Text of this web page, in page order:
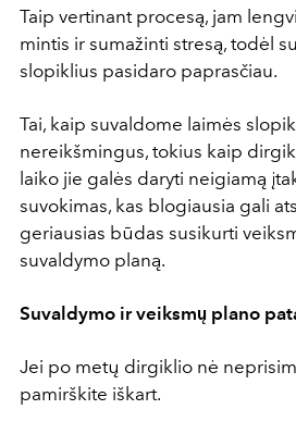
Taip vertinant procesą, jam
mintis ir sumažinti stresą, todėl
slopiklius pasidaro paprasčiau.
Tai, kaip suvaldome laimės
nereikšmingus, tokius kaip
laiko jie galės daryti neigiamą
suvokimas, kas blogiausia gali
geriausias būdas susikurti
suvaldymo planą.
Suvaldymo ir veiksmų plano
Jei po metų dirgiklio nė
pamirškite iškart.